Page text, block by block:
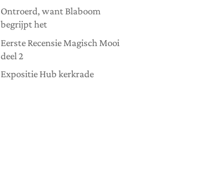
Ontroerd, want Blaboom
begrijpt het
Eerste Recensie Magisch Mooi
deel 2
Expositie Hub kerkrade